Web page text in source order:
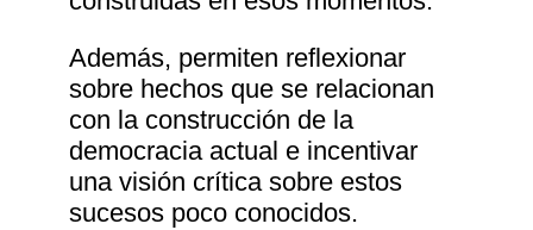
Además, permiten reflexionar
sobre hechos que se relacionan
con la construcción de la
democracia actual e incentivar
una visión crítica sobre estos
sucesos poco conocidos.